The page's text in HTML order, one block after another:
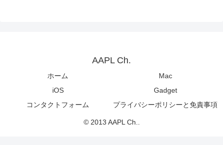
AAPL Ch.
ホーム
Mac
iOS
Gadget
コンタクトフォーム
プライバシーポリシーと免責事項
© 2013 AAPL Ch..